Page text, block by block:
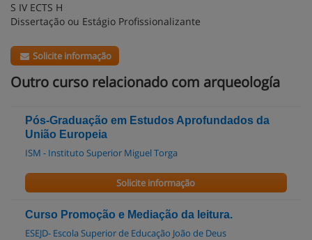
S IV ECTS H
Dissertação ou Estágio Profissionalizante
Solicite informação
Outro curso relacionado com arqueología
Pós-Graduação em Estudos Aprofundados da
União Europeia
ISM - Instituto Superior Miguel Torga
Solicite informação
Curso Promoção e Mediação da leitura.
ESEJD- Escola Superior de Educação João de Deus